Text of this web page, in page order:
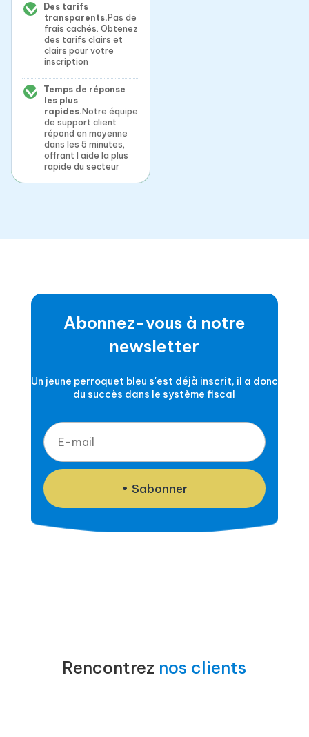
Des tarifs
transparents. Pas de
frais cachés. Obtenez
des tarifs clairs et
clairs pour votre
inscription
Temps de réponse
les plus
rapides. Notre équipe
de support client
répond en moyenne
dans les 5 minutes,
offrant l aide la plus
rapide du secteur
Abonnez-vous à notre
newsletter
Un jeune perroquet bleu s'est déjà inscrit, il a donc
du succès dans le système fiscal
Sabonner
Rencontrez nos clients